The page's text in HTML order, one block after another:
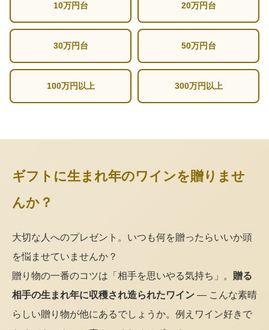
10万円台 20万円台
30万円台 50万円台
100万円以上 300万円以上
ギフトに生まれ年のワインを贈りませ
んか？
大切な人へのプレゼント。いつも何を贈ったらいいか頭
を悩ませていませんか？
贈り物の一番のコツは「相手を思いやる気持ち」。 贈る
相手の生まれ年に収穫され造られたワイン — こんな素晴
らしい贈り物が他にあるでしょうか。例えワイン好きで